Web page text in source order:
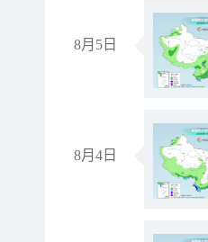
8月5日
8月4日